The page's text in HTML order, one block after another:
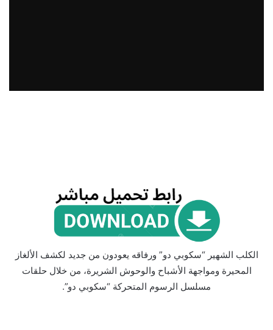
الكلب الشهير “سكوبي دو” ورفاقه يعودون من جديد لكشف الألغاز
المحيرة ومواجهة الأشباح والوحوش الشريرة، من خلال حلقات
مسلسل الرسوم المتحركة “سكوبي دو”.